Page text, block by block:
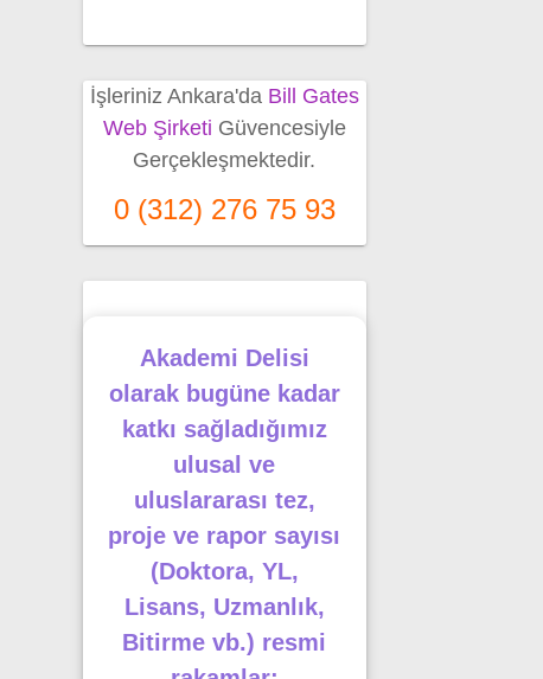
İşleriniz Ankara'da Bill Gates
Web Şirketi Güvencesiyle
Gerçekleşmektedir.
0 (312) 276 75 93
Akademi Delisi
olarak bugüne kadar
katkı sağladığımız
ulusal ve
uluslararası tez,
proje ve rapor sayısı
(Doktora, YL,
Lisans, Uzmanlık,
Bitirme vb.) resmi